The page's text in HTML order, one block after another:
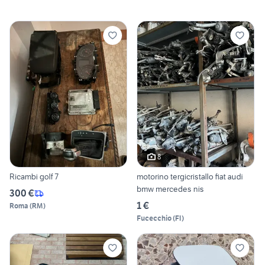
Ricambi golf 7
300 €
Roma (RM)
8
motorino tergicristallo fiat audi
bmw mercedes nis
1 €
Fucecchio(FI)